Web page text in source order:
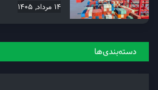
14 مرداد, 1405
دسته‌بندی‌ها